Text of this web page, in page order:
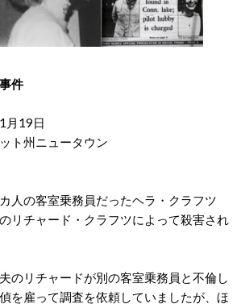
件
月19日
ト州ニュータウン
人の客室乗務員だったヘラ・クラフツ
リチャード・クラフツによって殺害され
のリチャードが別の客室乗務員と不倫し
を雇って調査を依頼していましたが、ほ